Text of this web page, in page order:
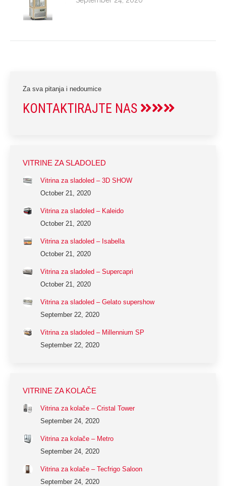
Za sva pitanja i nedoumice
KONTAKTIRAJTE NAS
VITRINE ZA SLADOLED
Vitrina za sladoled – 3D SHOW
October 21, 2020
Vitrina za sladoled – Kaleido
October 21, 2020
Vitrina za sladoled – Isabella
October 21, 2020
Vitrina za sladoled – Supercapri
October 21, 2020
Vitrina za sladoled – Gelato supershow
September 22, 2020
Vitrina za sladoled – Millennium SP
September 22, 2020
VITRINE ZA KOLAČE
Vitrina za kolače – Cristal Tower
September 24, 2020
Vitrina za kolače – Metro
September 24, 2020
Vitrina za kolače – Tecfrigo Saloon
September 24, 2020